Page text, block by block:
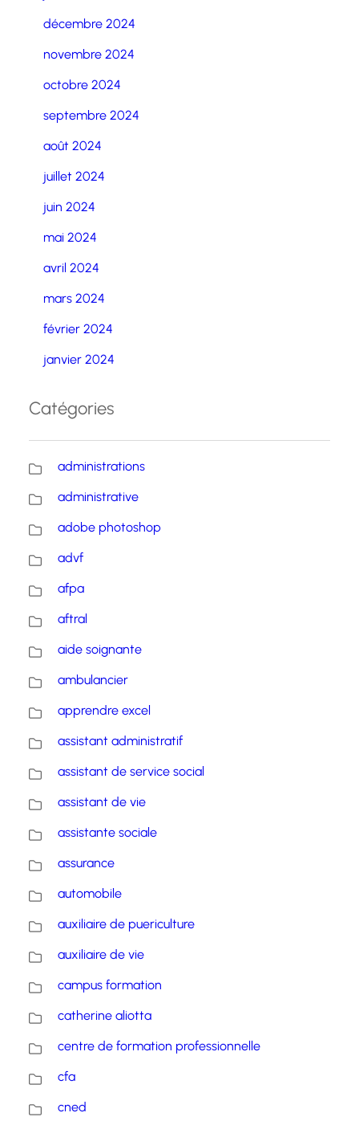
décembre 2024
novembre 2024
octobre 2024
septembre 2024
août 2024
juillet 2024
juin 2024
mai 2024
avril 2024
mars 2024
février 2024
janvier 2024
Catégories
administrations
administrative
adobe photoshop
advf
afpa
aftral
aide soignante
ambulancier
apprendre excel
assistant administratif
assistant de service social
assistant de vie
assistante sociale
assurance
automobile
auxiliaire de puericulture
auxiliaire de vie
campus formation
catherine aliotta
centre de formation professionnelle
cfa
cned